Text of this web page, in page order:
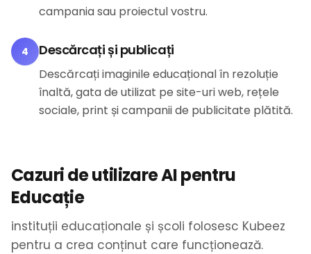
campania sau proiectul vostru.
4 Descărcați și publicați
Descărcați imaginile educațional în rezoluție
înaltă, gata de utilizat pe site-uri web, rețele
sociale, print și campanii de publicitate plătită.
Cazuri de utilizare AI pentru
Educație
instituții educaționale și școli folosesc Kubeez
pentru a crea conținut care funcționează.